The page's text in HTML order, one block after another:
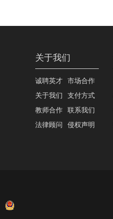
关于我们
诚聘英才
关于我们
教师合作
法律顾问
市场合作
支付方式
联系我们
侵权声明